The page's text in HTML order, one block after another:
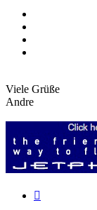
Viele Grüße
Andre